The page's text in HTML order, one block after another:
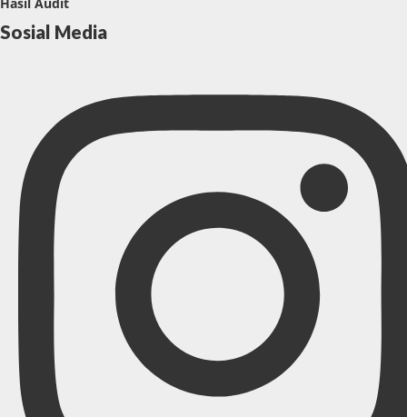
Sosial Media